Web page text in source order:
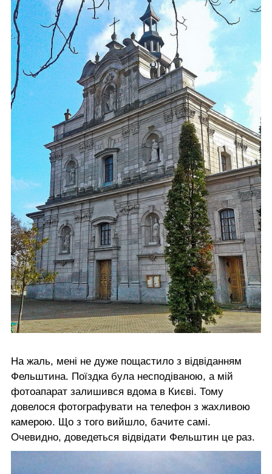
На жаль, мені не дуже пощастило з відвіданням
Фельштина. Поїздка була несподіваною, а мій
фотоапарат залишився вдома в Києві. Тому
довелося фотографувати на телефон з жахливою
камерою. Що з того вийшло, бачите самі.
Очевидно, доведеться відвідати Фельштин це раз.